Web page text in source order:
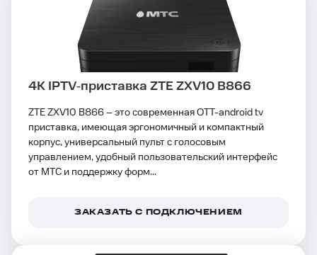
4K IPTV‑приставка ZTE ZXV10 B866
ZTE ZXV10 B866 – это современная OTT-android tv
приставка, имеющая эргономичный и компактный
корпус, универсальный пульт с голосовым
управлением, удобный пользовательский интерфейс
от МТС и поддержку форм...
ЗАКАЗАТЬ С ПОДКЛЮЧЕНИЕМ